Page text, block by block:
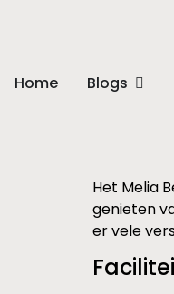
Home Blogs
Het Melia
genieten
er vele